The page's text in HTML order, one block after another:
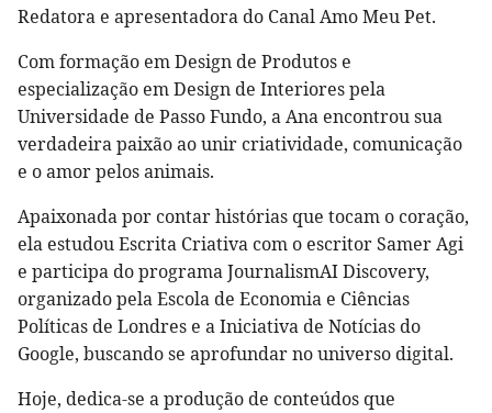
Redatora e apresentadora do Canal Amo Meu Pet.
Com formação em Design de Produtos e
especialização em Design de Interiores pela
Universidade de Passo Fundo, a Ana encontrou sua
verdadeira paixão ao unir criatividade, comunicação
e o amor pelos animais.
Apaixonada por contar histórias que tocam o coração,
ela estudou Escrita Criativa com o escritor Samer Agi
e participa do programa JournalismAI Discovery,
organizado pela Escola de Economia e Ciências
Políticas de Londres e a Iniciativa de Notícias do
Google, buscando se aprofundar no universo digital.
Hoje, dedica-se a produção de conteúdos que